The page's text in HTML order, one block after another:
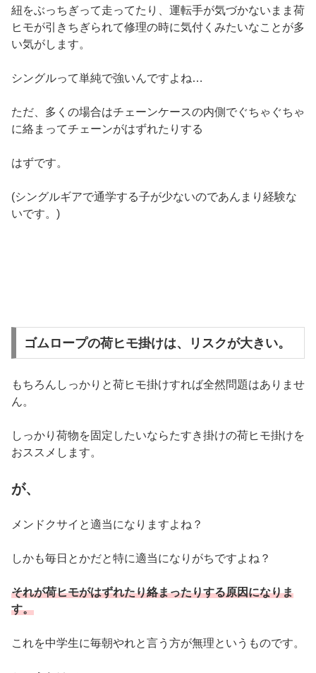
紐をぶっちぎって走ってたり、運転手が気づかないまま荷
ヒモが引きちぎられて修理の時に気付くみたいなことが多
い気がします。
シングルって単純で強いんですよね…
ただ、多くの場合はチェーンケースの内側でぐちゃぐちゃ
に絡まってチェーンがはずれたりする
はずです。
(シングルギアで通学する子が少ないのであんまり経験な
いです。)
ゴムロープの荷ヒモ掛けは、リスクが大きい。
もちろんしっかりと荷ヒモ掛けすれば全然問題はありませ
ん。
しっかり荷物を固定したいならたすき掛けの荷ヒモ掛けを
おススメします。
が、
メンドクサイと適当になりますよね？
しかも毎日とかだと特に適当になりがちですよね？
それが荷ヒモがはずれたり絡まったりする原因になりま
す。
これを中学生に毎朝やれと言う方が無理というものです。